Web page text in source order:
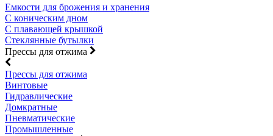
Емкости для брожения и хранения
С коническим дном
С плавающей крышкой
Стеклянные бутылки
Прессы для отжима
Прессы для отжима
Винтовые
Гидравлические
Домкратные
Пневматические
Промышленные